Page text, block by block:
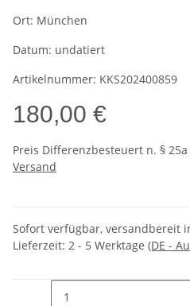
Ort: München
Datum: undatiert
Artikelnummer: KKS202400859
180,00 €
Preis Differenzbesteuert n. §
Versand
Sofort verfügbar, versandbereit
Lieferzeit: 2 - 5 Werktage (DE -